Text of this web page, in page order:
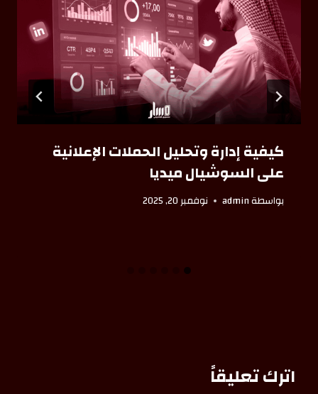
كيفية إدارة وتحليل الحملات الإعلانية
على السوشيال ميديا
بواسطةadmin نوفمبر 20, 2025
اترك تعليقاً